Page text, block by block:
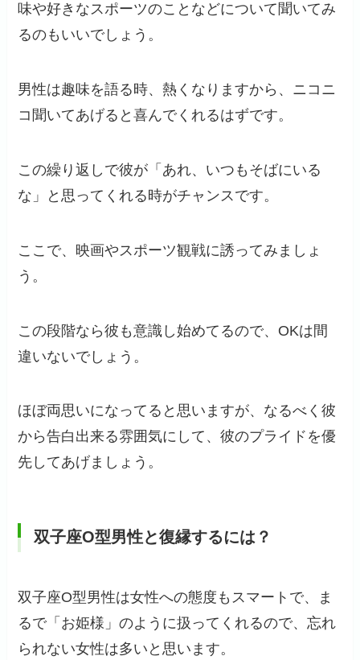
味や好きなスポーツのことなどについて聞いてみ
るのもいいでしょう。
男性は趣味を語る時、熱くなりますから、ニコニ
コ聞いてあげると喜んでくれるはずです。
この繰り返しで彼が「あれ、いつもそばにいる
な」と思ってくれる時がチャンスです。
ここで、映画やスポーツ観戦に誘ってみましょ
う。
この段階なら彼も意識し始めてるので、OKは間
違いないでしょう。
ほぼ両思いになってると思いますが、なるべく彼
から告白出来る雰囲気にして、彼のプライドを優
先してあげましょう。
双子座O型男性と復縁するには？
双子座O型男性は女性への態度もスマートで、ま
るで「お姫様」のように扱ってくれるので、忘れ
られない女性は多いと思います。